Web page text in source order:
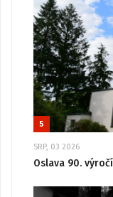
5
SRP, 03 2026
Oslava 90.